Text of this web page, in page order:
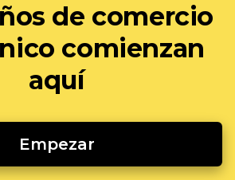
de comercio
comienzan
aquí
Empezar